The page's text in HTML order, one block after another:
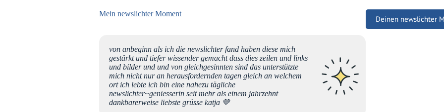
Mein newslichter Moment
Deinen newslichter
von anbeginn als ich die newslichter fand haben diese mich
gestärkt und tiefer wissender gemacht dass dies zeilen und links
und bilder und und von gleichgesinnten sind das unterstützte
mich nicht nur an herausfordernden tagen gleich an welchem
ort ich lebte ich bin eine nahezu tägliche
newslichter~geniesserin seit mehr als einem jahrzehnt
dankbarerweise liebste grüsse katja 💛